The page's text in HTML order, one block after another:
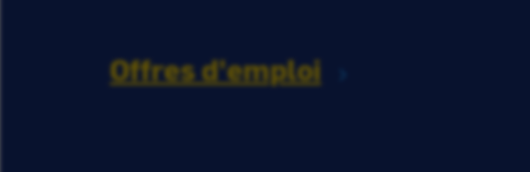
Offres d'emploi